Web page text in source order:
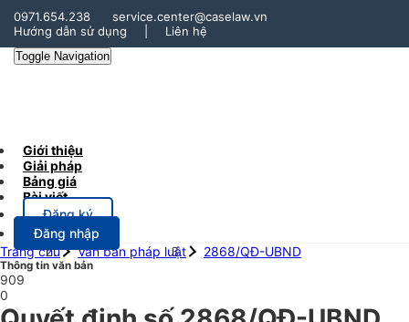
0971.654.238
service.center@caselaw.vn
Hướng dẫn sử dụng
Liên hệ
Toggle Navigation
Giới thiệu
Giải pháp
Bảng giá
Bài viết
Đăng ký
Đăng nhập
Trang chủ
Văn bản pháp luật 2868/QĐ-UBND
Thông tin văn bản
909
0